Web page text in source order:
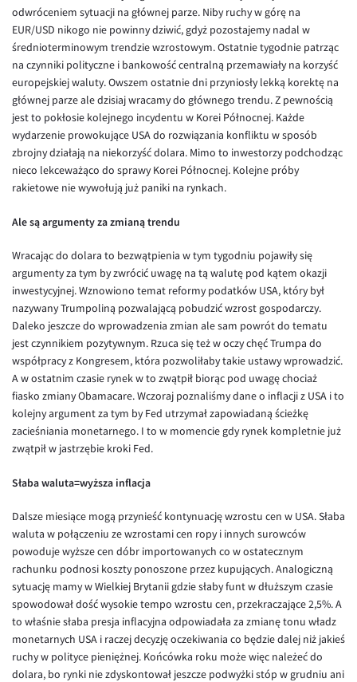
Inne pary walutowe
AUD/PLN
BGN/PLN
CAD/PLN
CNY/PLN
HKD/PLN
HUF/PLN
ILS/PLN
JPY/PLN
NZD/PLN
RON/PLN
SGD/PLN
TRY/PLN
ZAR/PLN
EUR/USD
EUR/CHF
EUR/DKK
EUR/NOK
EUR/SEK
EUR/AUD
EUR/BGN
EUR/CAD
EUR/CNY
EUR/HKD
Aplikacja mobilna
Bezpieczeństwo
Pomoc
Pomoc
FAQ
Konto i opłaty
Wymiana walut
Banki i przelewy
Przelewy zagraniczne
Słowniczek
Poradnik
KONTAKT
Kontakt
Dla mediów
PL
odwróceniem sytuacji na głównej parze. Niby ruchy w górę na
EUR/USD nikogo nie powinny dziwić, gdyż pozostajemy nadal w
średnioterminowym trendzie wzrostowym. Ostatnie tygodnie patrząc
na czynniki polityczne i bankowość centralną przemawiały na korzyść
europejskiej waluty. Owszem ostatnie dni przyniosły lekką korektę na
głównej parze ale dzisiaj wracamy do głównego trendu. Z pewnością
jest to pokłosie kolejnego incydentu w Korei Północnej. Każde
wydarzenie prowokujące USA do rozwiązania konfliktu w sposób
zbrojny działają na niekorzyść dolara. Mimo to inwestorzy podchodząc
nieco lekceważąco do sprawy Korei Północnej. Kolejne próby
rakietowe nie wywołują już paniki na rynkach.
Ale są argumenty za zmianą trendu
Wracając do dolara to bezwątpienia w tym tygodniu pojawiły się
argumenty za tym by zwrócić uwagę na tą walutę pod kątem okazji
inwestycyjnej. Wznowiono temat reformy podatków USA, który był
nazywany Trumpoliną pozwalającą pobudzić wzrost gospodarczy.
Daleko jeszcze do wprowadzenia zmian ale sam powrót do tematu
jest czynnikiem pozytywnym. Rzuca się też w oczy chęć Trumpa do
współpracy z Kongresem, która pozwoliłaby takie ustawy wprowadzić.
A w ostatnim czasie rynek w to zwątpił biorąc pod uwagę chociaż
fiasko zmiany Obamacare. Wczoraj poznaliśmy dane o inflacji z USA i to
kolejny argument za tym by Fed utrzymał zapowiadaną ścieżkę
zacieśniania monetarnego. I to w momencie gdy rynek kompletnie już
zwątpił w jastrzębie kroki Fed.
Słaba waluta=wyższa inflacja
Dalsze miesiące mogą przynieść kontynuację wzrostu cen w USA. Słaba
waluta w połączeniu ze wzrostami cen ropy i innych surowców
powoduje wyższe cen dóbr importowanych co w ostatecznym
rachunku podnosi koszty ponoszone przez kupujących. Analogiczną
sytuację mamy w Wielkiej Brytanii gdzie słaby funt w dłuższym czasie
spowodował dość wysokie tempo wzrostu cen, przekraczające 2,5%. A
to właśnie słaba presja inflacyjna odpowiadała za zmianę tonu władz
monetarnych USA i raczej decyzję oczekiwania co będzie dalej niż jakieś
ruchy w polityce pieniężnej. Końcówka roku może więc należeć do
dolara, bo rynki nie zdyskontował jeszcze podwyżki stóp w grudniu ani